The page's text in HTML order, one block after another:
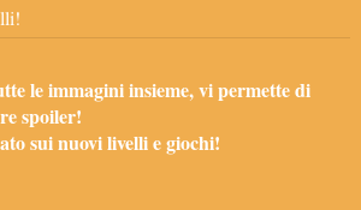
le immagini insieme, vi permette di
spoiler!
sui nuovi livelli e giochi!